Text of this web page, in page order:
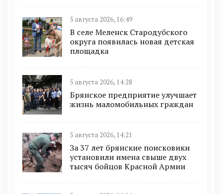
5 августа 2026, 16:49
В селе Меленск Стародубского
округа появилась новая детская
площадка
5 августа 2026, 14:28
Брянское предприятие улучшает
жизнь маломобильных граждан
5 августа 2026, 14:21
За 37 лет брянские поисковики
установили имена свыше двух
тысяч бойцов Красной Армии